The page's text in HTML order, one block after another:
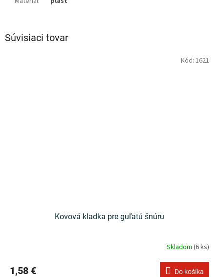
Súvisiaci tovar
Kovová kladka pre guľatú šnúru
Skladom (6 ks)
1,58 € Do košíka
Kód: 1621